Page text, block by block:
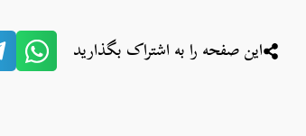
این صفحه را به اشتراک بگذارید